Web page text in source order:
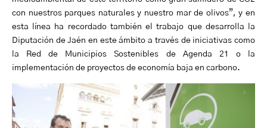
con nuestros parques naturales y nuestro mar de olivos”, y en
esta línea ha recordado también el trabajo que desarrolla la
Diputación de Jaén en este ámbito a través de iniciativas como
la Red de Municipios Sostenibles de Agenda 21 o la
implementación de proyectos de economía baja en carbono.